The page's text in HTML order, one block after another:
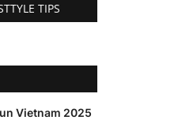
TIPS
Vietnam 2025